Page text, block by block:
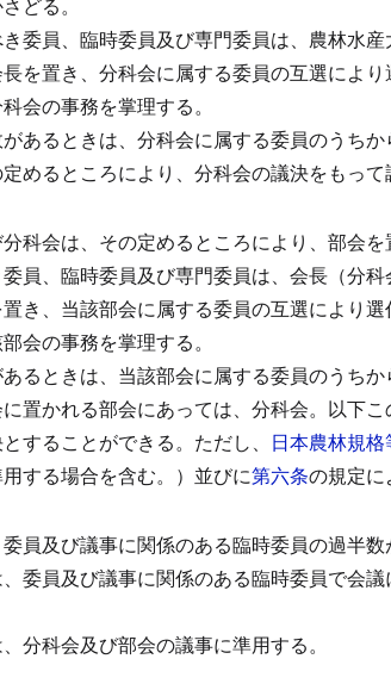
委員、臨時委員及び専門委員は、農林水産
を置き、分科会に属する委員の互選により
会の事務を掌理する。
あるときは、分科会に属する委員のうち
めるところにより、分科会の議決をもって
科会は、その定めるところにより、部会を
員、臨時委員及び専門委員は、会長（分
き、当該部会に属する委員の互選により選
会の事務を掌理する。
るときは、当該部会に属する委員のうち
置かれる部会にあっては、分科会。以下
することができる。 ただし、 日本農林規
する場合を含む。）並びに第六条の規定に
員及び議事に関係のある臨時委員の過半
委員及び議事に関係のある臨時委員で会
分科会及び部会の議事に準用する。